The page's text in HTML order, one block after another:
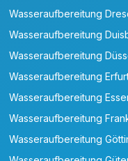
Wasseraufbereitung
Wasseraufbereitung
Wasseraufbereitung
Wasseraufbereitung
Wasseraufbereitung
Wasseraufbereitung
Wasseraufbereitung